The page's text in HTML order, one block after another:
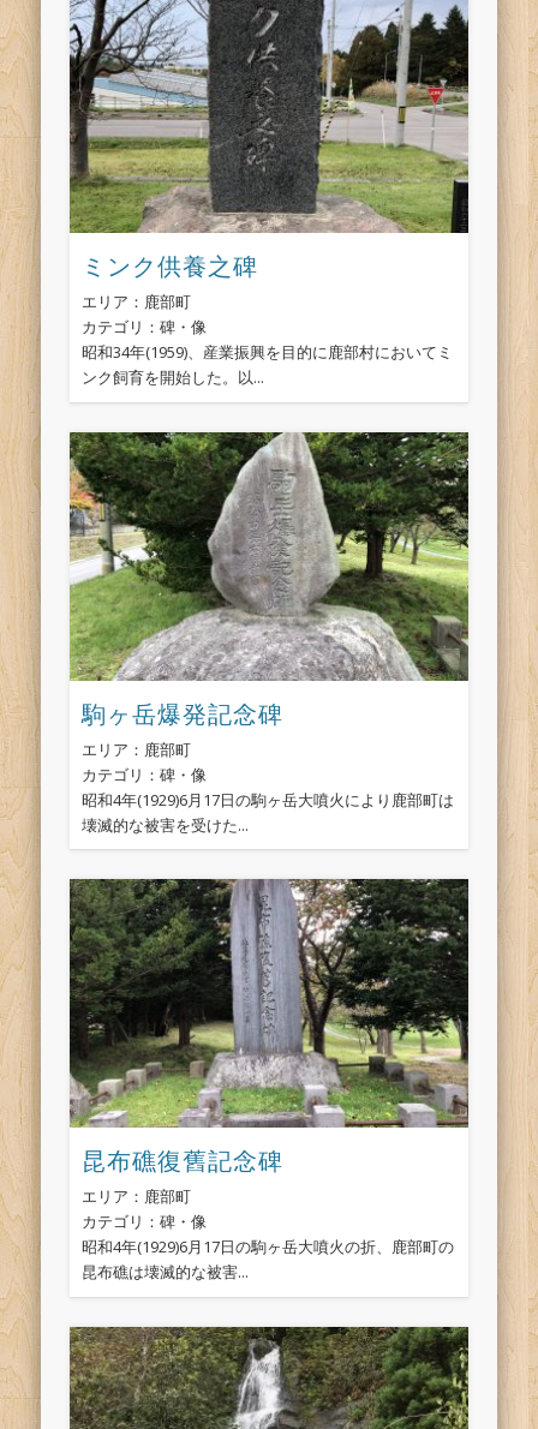
ミンク供養之碑
エリア：鹿部町
カテゴリ：碑・像
昭和34年(1959)、産業振興を目的に鹿部村においてミ
ンク飼育を開始した。以...
駒ヶ岳爆発記念碑
エリア：鹿部町
カテゴリ：碑・像
昭和4年(1929)6月17日の駒ヶ岳大噴火により鹿部町は
壊滅的な被害を受けた...
昆布礁復舊記念碑
エリア：鹿部町
カテゴリ：碑・像
昭和4年(1929)6月17日の駒ヶ岳大噴火の折、鹿部町の
昆布礁は壊滅的な被害...